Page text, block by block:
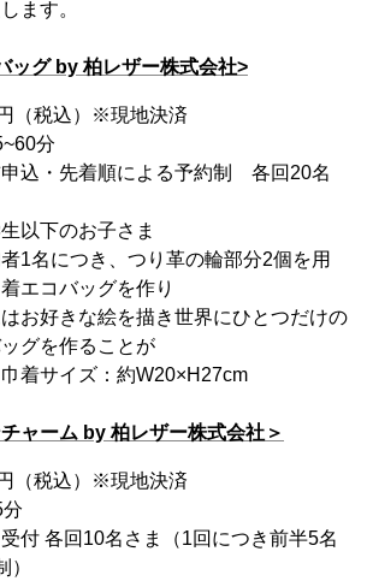
ます。
ッグ by 柏レザー株式会社>
（税込）※現地決済
分
申込・先着順による予約制 各回20名
以下のお子さま
1名につき、つり革の輪部分2個を用
エコバッグを作り
お好きな絵を描き世界にひとつだけの
グを作ることが
サイズ：約W20×H27cm
ャーム by 柏レザー株式会社＞
（税込）※現地決済
分
付 各回10名さま（1回につき前半5名
）